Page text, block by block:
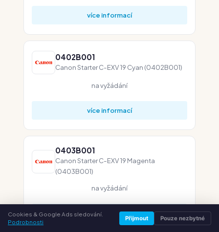
více informací
0402B001
Canon Starter C-EXV 19 Cyan (0402B001)
na vyžádání
více informací
0403B001
Canon Starter C-EXV 19 Magenta
(0403B001)
na vyžádání
více informací
Cookies & Google Ads sledování.
Podrobnosti
Přijmout Pouze nezbytné